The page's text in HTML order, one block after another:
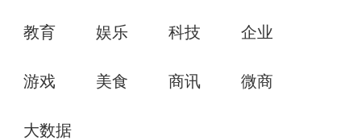
教育 娱乐 科技 企业
游戏 美食 商讯 微商
大数据